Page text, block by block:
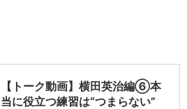
【トーク動画】横田英治編⑥本
当に役立つ練習は“つまらない”